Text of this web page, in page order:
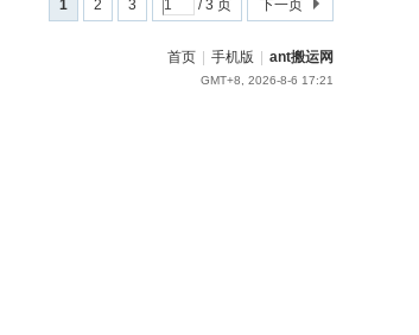
1 2 3 / 3 页 下一页
首页 手机版 ant搬运网
GMT+8, 2026-8-6 17:21